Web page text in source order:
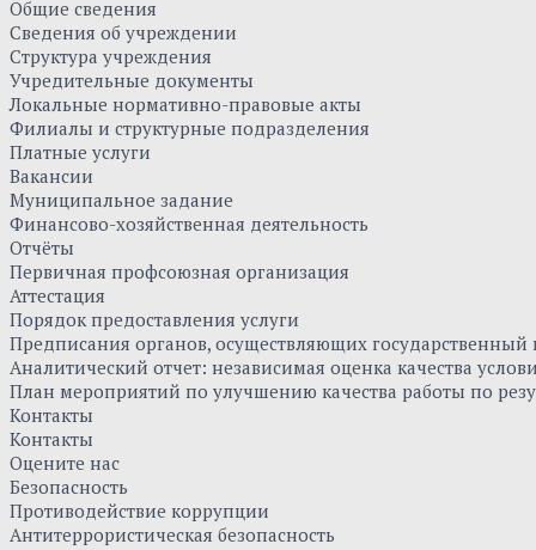
Общие сведения
Сведения об учреждении
Структура учреждения
Учредительные документы
Локальные нормативно-правовые акты
Филиалы и структурные подразделения
Платные услуги
Вакансии
Муниципальное задание
Финансово-хозяйственная деятельность
Отчёты
Первичная профсоюзная организация
Аттестация
Порядок предоставления услуги
Предписания органов, осуществляющих
Аналитический отчет: независимая оценка качества
План мероприятий по улучшению качества работы по
Контакты
Контакты
Оцените нас
Безопасность
Противодействие коррупции
Антитеррористическая безопасность